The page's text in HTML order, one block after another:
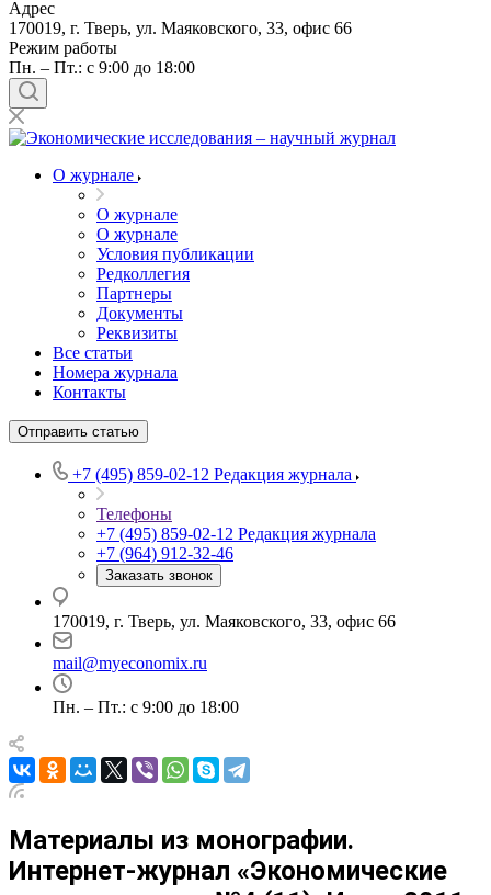
Адрес
170019, г. Тверь, ул. Маяковского, 33, офис 66
Режим работы
Пн. – Пт.: с 9:00 до 18:00
О журнале
О журнале
О журнале
Условия публикации
Редколлегия
Партнеры
Документы
Реквизиты
Все статьи
Номера журнала
Контакты
Отправить статью
+7 (495) 859-02-12 Редакция журнала
Телефоны
+7 (495) 859-02-12 Редакция журнала
+7 (964) 912-32-46
Заказать звонок
170019, г. Тверь, ул. Маяковского, 33, офис 66
mail@myeconomix.ru
Пн. – Пт.: с 9:00 до 18:00
Материалы из монографии.
Интернет-журнал «Экономические